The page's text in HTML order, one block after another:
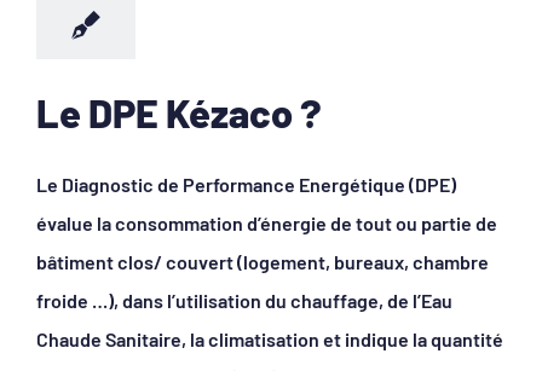
Le DPE Kézaco ?
Le Diagnostic de Performance Energétique (DPE)
évalue la consommation d’énergie de tout ou partie de
bâtiment clos/ couvert (logement, bureaux, chambre
froide …), dans l’utilisation du chauffage, de l’Eau
Chaude Sanitaire, la climatisation et indique la quantité